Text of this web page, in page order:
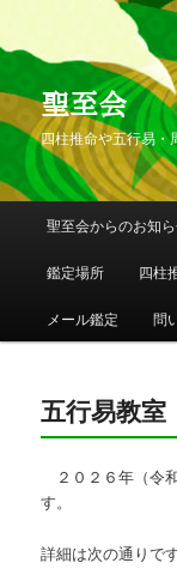
聖至会
四柱推命や五行易・
メインメニュー
メインコンテン
サブコンテンツ
聖至会からのお知
鑑定場所 四柱
メール鑑定 問
五行易教室
２０２６年（令
す。
詳細は次の通りです